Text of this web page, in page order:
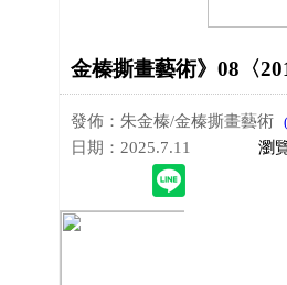
金榛撕畫藝術》08〈
發佈：朱金榛/金榛撕畫藝術
日期：2025.7.11 瀏